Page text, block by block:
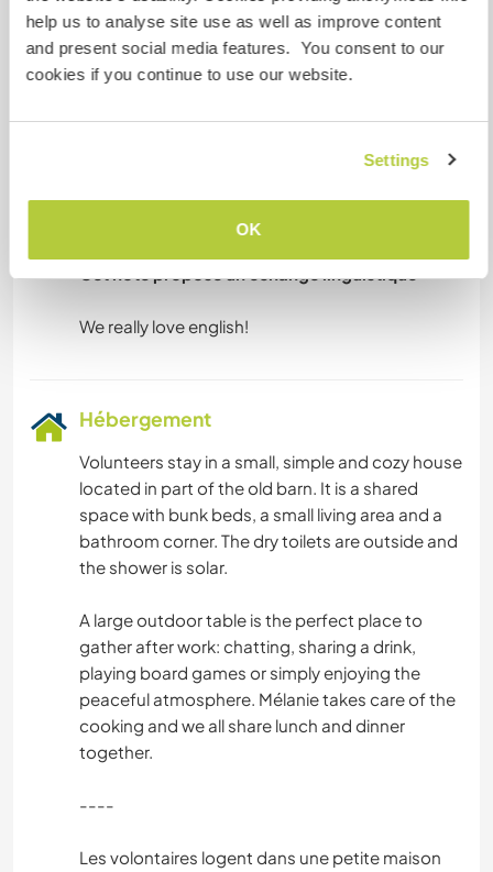
help us to analyse site use as well as improve content
and present social media features. You consent to our
cookies if you continue to use our website.
Settings
OK
• Animaux : nourrissage, nettoyage et entretien
des abris, etc.
Anglais: Courant
Cet hôte propose un échange linguistique
Hébergement
Volunteers stay in a small, simple and cozy house
located in part of the old barn. It is a shared
space with bunk beds, a small living area and a
bathroom corner. The dry toilets are outside and
the shower is solar.
A large outdoor table is the perfect place to
gather after work: chatting, sharing a drink,
playing board games or simply enjoying the
peaceful atmosphere. Mélanie takes care of the
cooking and we all share lunch and dinner
together.
----
Les volontaires logent dans une petite maison